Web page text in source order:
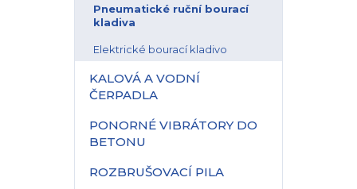
Pneumatické ruční bourací
kladiva
Elektrické bourací kladivo
KALOVÁ A VODNÍ
ČERPADLA
PONORNÉ VIBRÁTORY DO
BETONU
ROZBRUŠOVACÍ PILA